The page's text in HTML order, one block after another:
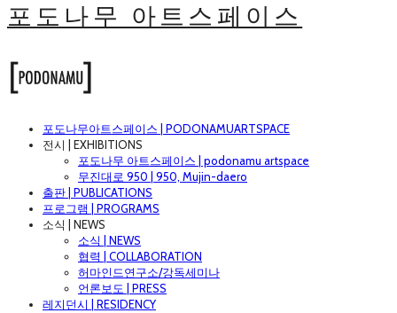
포도나무 아트스페이스
포도나무아트스페이스 | PODONAMUARTSPACE
전시 | EXHIBITIONS
포도나무 아트스페이스 | podonamu artspace
무진대로 950 | 950, Mujin-daero
출판 | PUBLICATIONS
프로그램 | PROGRAMS
소식 | NEWS
소식 | NEWS
협력 | COLLABORATION
허마인드연구소/강독세미나
언론보도 | PRESS
레지던시 | RESIDENCY